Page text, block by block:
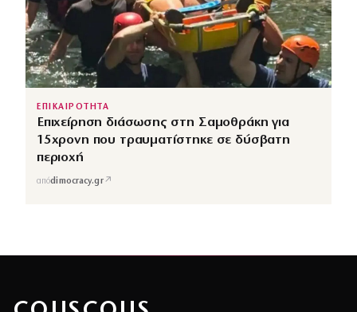
ΕΠΙΚΑΙΡΟΤΗΤΑ
Επιχείρηση διάσωσης στη Σαμοθράκη για
15χρονη που τραυματίστηκε σε δύσβατη
περιοχή
απόdimocracy.gr↗